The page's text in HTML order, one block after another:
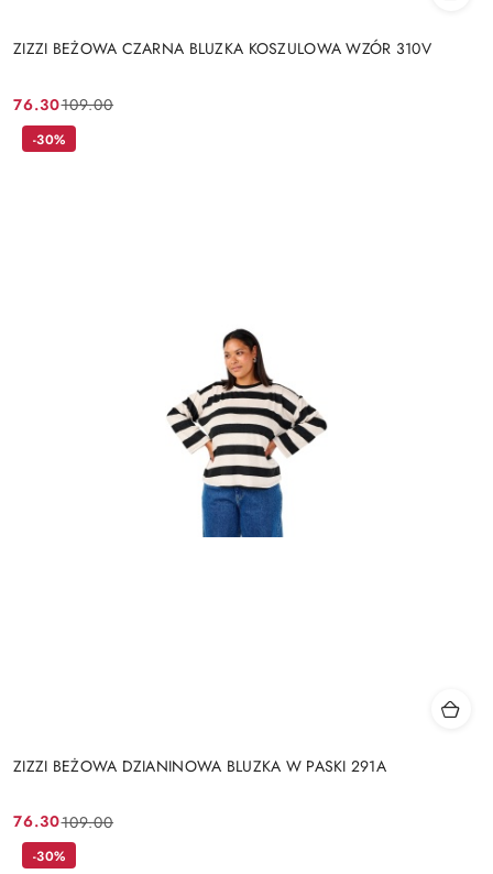
ZIZZI BEŻOWA CZARNA BLUZKA KOSZULOWA WZÓR 310V
Cena
promocyjna:
76.30
Cena
przed
109.00
ZIZZI BEŻOWA DZIANINOWA BLUZKA W PASKI 291A
Cena
promocyjna:
76.30
Cena
przed
109.00
-30%
-30%